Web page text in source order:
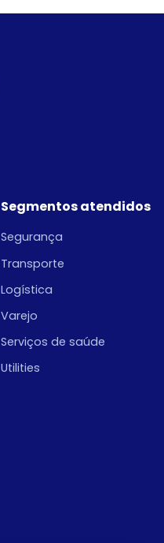
Segmentos atendidos
Segurança
Transporte
Logística
Varejo
Serviços de saúde
Utilities